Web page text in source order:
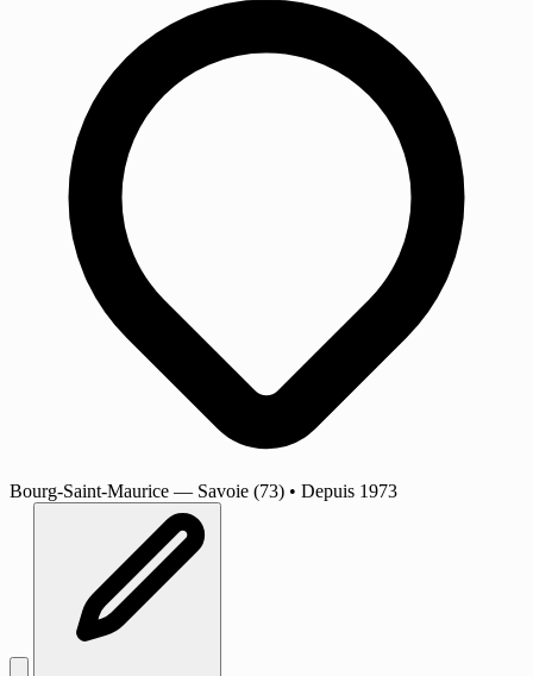
Bourg-Saint-Maurice — Savoie (73) • Depuis 1973